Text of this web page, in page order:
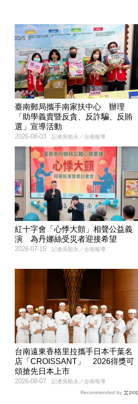
臺南郵局攜手南家扶中心 辦理
「助學義賣暨反貪、反詐騙、反賄
選」宣導活動
記者吳順永／台南報導
2026-08-03
紅十字會「心悸大顫」相聲公益義
演 為丹娜絲受災者迎接希望
記者吳順永／台南報導
2026-07-15
台南遠東香格里拉攜手日本千葉名
店「CROISSANT」 2026得獎可
頌搶先日本上市
記者吳順永／台南報導
2026-08-07
Recommended by